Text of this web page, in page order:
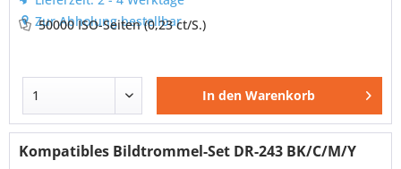
Zur Abholung bestellbar
50000 ISO-Seiten(0,23 ct/S.)
In den Warenkorb
Kompatibles Bildtrommel-Set DR-243 BK/C/M/Y